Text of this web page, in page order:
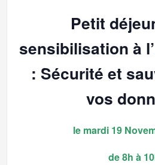
Petit
sensibilisation à
: Sécurité et
vos
le mardi 19
de 8h à